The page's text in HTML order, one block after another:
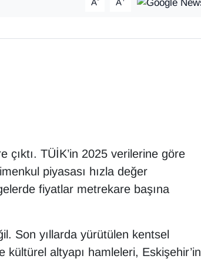
A A
çıktı. TÜİK’in 2025 verilerine göre
piyasası hızla değer
fiyatlar metrekare başına
Son yıllarda yürütülen kentsel
kültürel altyapı hamleleri, Eskişehir’in